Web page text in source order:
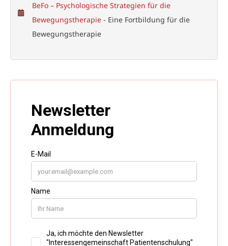
BeFo – Psychologische Strategien für die
Bewegungstherapie - Eine Fortbildung für die
Bewegungstherapie